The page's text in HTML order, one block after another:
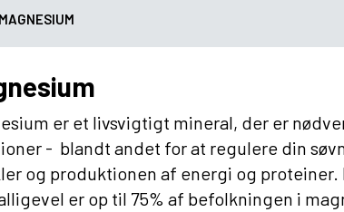
MAGNESIUM
er et livsvigtigt mineral, der er
- blandt andet for at regulere din
og produktionen af energi og
er op til 75% af befolkningen i